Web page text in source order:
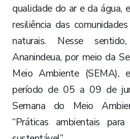
qualidade do ar e da água,
resiliência das
naturais. Nesse
Ananindeua, por meio da
Meio Ambiente (SEMA),
período de 05 a 09 de
Semana do Meio
“Práticas ambientais